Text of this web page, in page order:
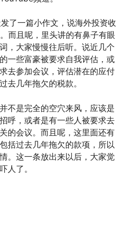
了一篇小作文，说海外投资收
而且呢，里头讲的有鼻子有眼
，大家慢慢往后听。说近几个
一些富豪被要求自我评估，或
去参加会议，评估潜在的应付
去几年拖欠的税款。
不是完全的空穴来风，应该是
呼，或者是有一些人被要求去
的会议。而且呢，这里面还有
括过去几年拖欠的款项，所以
。这一条放出来以后，大家觉
人了。